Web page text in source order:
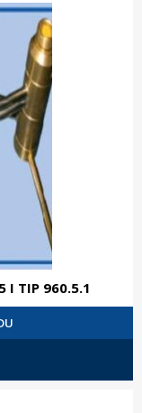
I TIP 960.5.1